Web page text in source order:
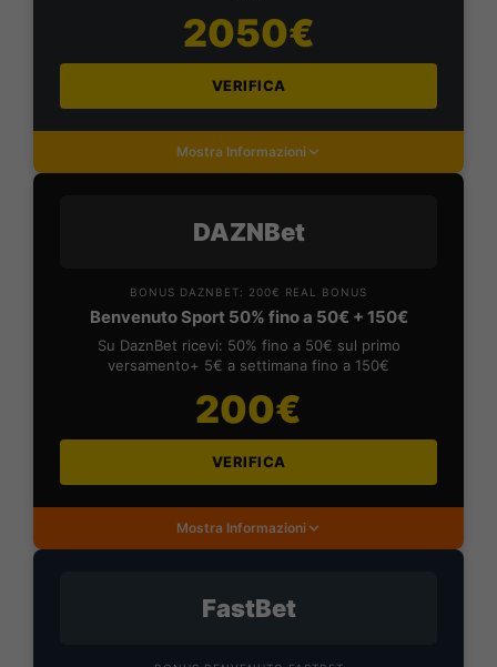
2050€
VERIFICA
Mostra Informazioni
DAZNBet
BONUS DAZNBET: 200€ REAL BONUS
Benvenuto Sport 50% fino a 50€ + 150€
Su DaznBet ricevi: 50% fino a 50€ sul primo
versamento+ 5€ a settimana fino a 150€
200€
VERIFICA
Mostra Informazioni
FastBet